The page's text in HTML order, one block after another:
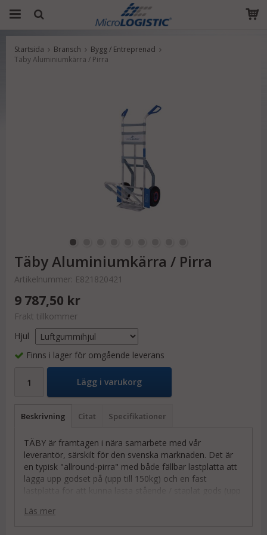
Produkten har blivit tillagd i varukorgen
Startsida Bransch
Bygg / Entreprenad
Täby Aluminiumkärra / Pirra
Täby Aluminiumkärra / Pirra
Artikelnummer: E821820421
9 787,50 kr
Frakt tillkommer
Hjul
Finns i lager för omgående leverans
Lägg i varukorg
Beskrivning Citat Specifikationer
TÄBY är framtagen i nära samarbete med vår
leverantör, särskilt för den svenska marknaden. Det är
en typisk "allround-pirra" med både fällbar lastplatta att
lägga upp godset på (upp till 150kg) och en fast
lastplatta för att kunna lasta stående / staplat gods (upp
Läs mer